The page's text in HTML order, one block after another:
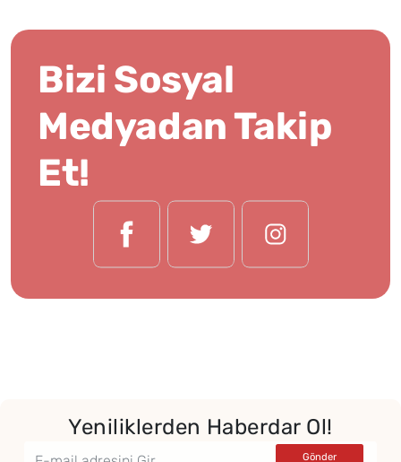
Bizi Sosyal
Medyadan Takip
Et!
Yeniliklerden Haberdar Ol!